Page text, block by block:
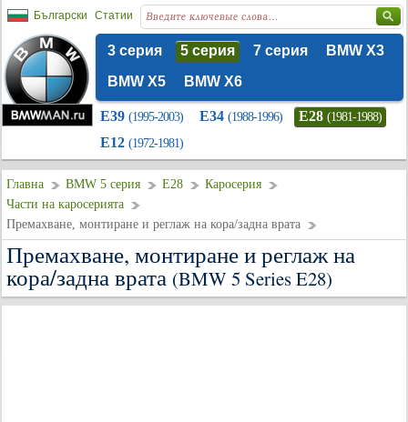
Български Статии
3 серия 5 серия 7 серия
BMW X3
BMW X5
BMW X6
E39 (1995-2003) E34 (1988-1996) E28 (1981-1988)
E12 (1972-1981)
Главна BMW 5 серия E28
Каросерия
Части на каросерията
Премахване, монтиране и реглаж на кора/задна врата
Премахване, монтиране и реглаж на
кора/задна врата (BMW 5 Series E28)